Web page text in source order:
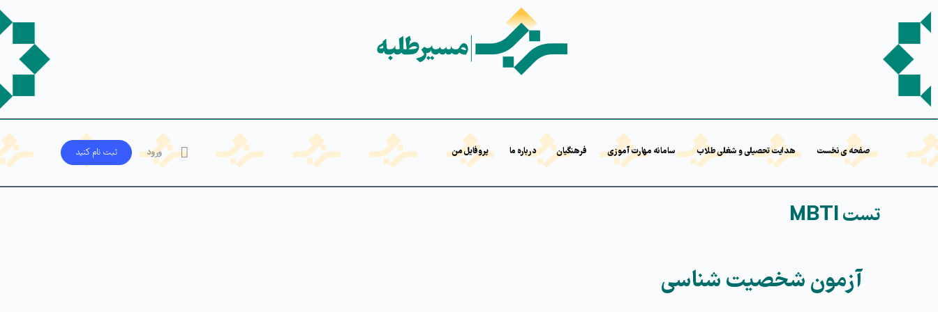
صفحه ی نخست هدایت تحصیلی و شغلی طلاب سامانه مهارت آموزی فرهنگیان درباره ما پروفایل من ورود ثبت‌ نام کنید
تست MBTI
آزمون شخصیت شناسی